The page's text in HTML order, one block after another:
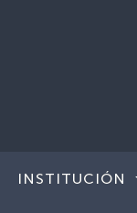
INSTITUCIÓN